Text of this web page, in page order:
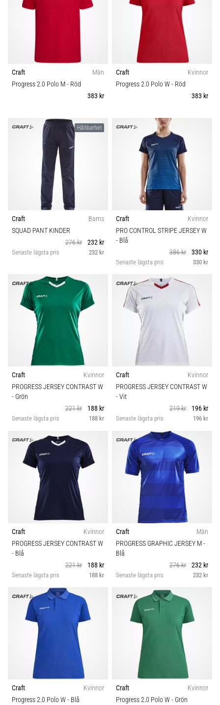
Craft
Män
Progress 2.0 Polo M- Röd
383 kr
Craft
Kvinnor
Progress 2.0 Polo W- Röd
383 kr
Hållbarhet
Craft
Barns
SQUAD PANT KINDER
276 kr
232 kr
Senaste lägsta pris 232 kr
Craft
Kvinnor
PRO CONTROL STRIPE JERSEY W
- Blå
386 kr
330 kr
Senaste lägsta pris 330 kr
Craft
Kvinnor
PROGRESS JERSEY CONTRAST W
- Grön
221 kr
188 kr
Senaste lägsta pris 188 kr
Craft
Kvinnor
PROGRESS JERSEY CONTRAST W
- Vit
219 kr
196 kr
Senaste lägsta pris 196 kr
Craft
Kvinnor
PROGRESS JERSEY CONTRAST W
- Blå
221 kr
188 kr
Senaste lägsta pris 188 kr
Craft
Män
PROGRESS GRAPHIC JERSEY M-
Blå
276 kr
232 kr
Senaste lägsta pris 232 kr
Craft
Kvinnor
Progress 2.0 Polo W- Blå
Craft
Kvinnor
Progress 2.0 Polo W- Grön